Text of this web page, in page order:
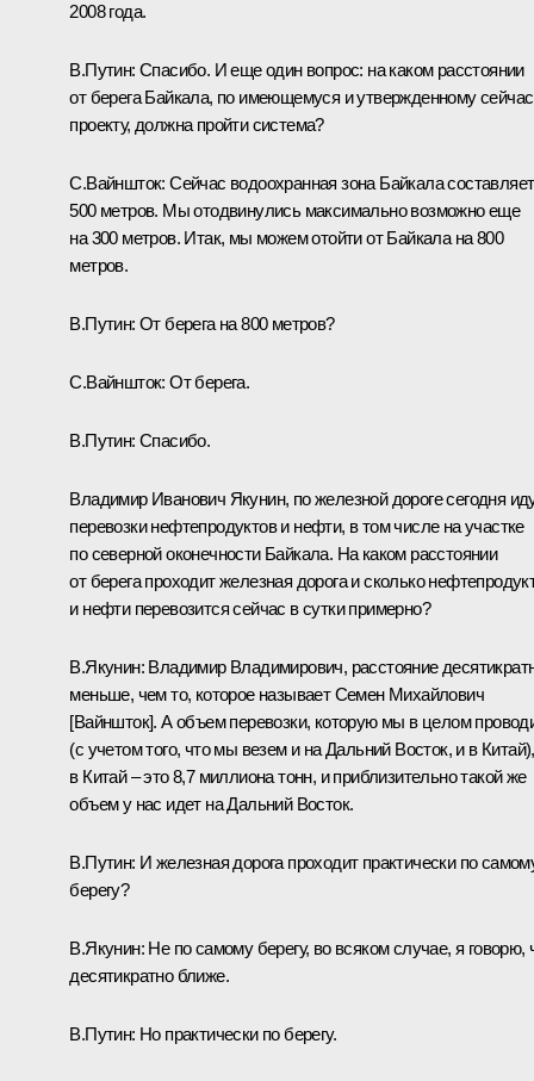
2008 года.
В.Путин: Спасибо. И еще один вопрос: на каком расстоянии
от берега Байкала, по имеющемуся и утвержденному сейчас
проекту, должна пройти система?
С.Вайншток: Сейчас водоохранная зона Байкала составляет
500 метров. Мы отодвинулись максимально возможно еще
на 300 метров. Итак, мы можем отойти от Байкала на 800
метров.
В.Путин: От берега на 800 метров?
С.Вайншток: От берега.
В.Путин: Спасибо.
Владимир Иванович Якунин, по железной дороге сегодня
перевозки нефтепродуктов и нефти, в том числе на участке
по северной оконечности Байкала. На каком расстоянии
от берега проходит железная дорога и сколько
и нефти перевозится сейчас в сутки примерно?
В.Якунин: Владимир Владимирович, расстояние
меньше, чем то, которое называет Семен Михайлович
[Вайншток]. А объем перевозки, которую мы в целом
(с учетом того, что мы везем и на Дальний Восток, и в Китай),
в Китай – это 8,7 миллиона тонн, и приблизительно такой же
объем у нас идет на Дальний Восток.
В.Путин: И железная дорога проходит практически по
берегу?
В.Якунин: Не по самому берегу, во всяком случае, я говорю,
десятикратно ближе.
В.Путин: Но практически по берегу.